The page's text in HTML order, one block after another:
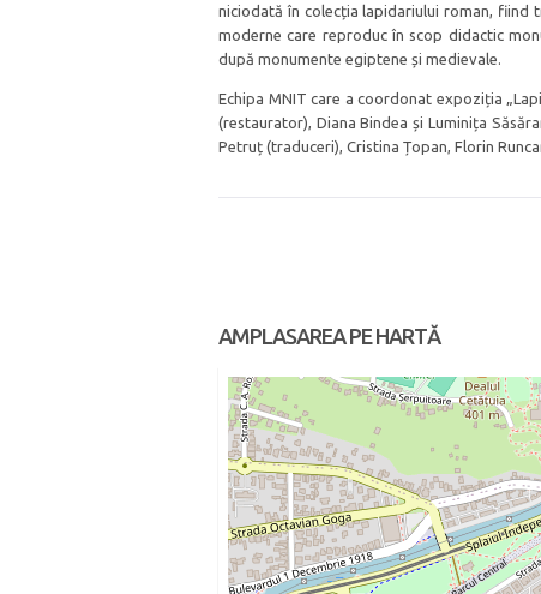
niciodată în colecția lapidariului roman,
moderne care reproduc în scop didactic
după monumente egiptene și medievale.
Echipa MNIT care a coordonat expoziția
(restaurator), Diana Bindea și Luminița
Petruț (traduceri), Cristina Țopan, Florin
AMPLASAREA PE HARTĂ